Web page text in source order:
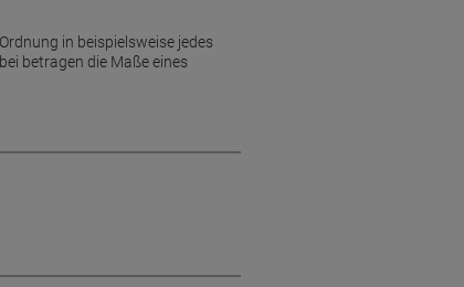
in beispielsweise jedes
betragen die Maße eines